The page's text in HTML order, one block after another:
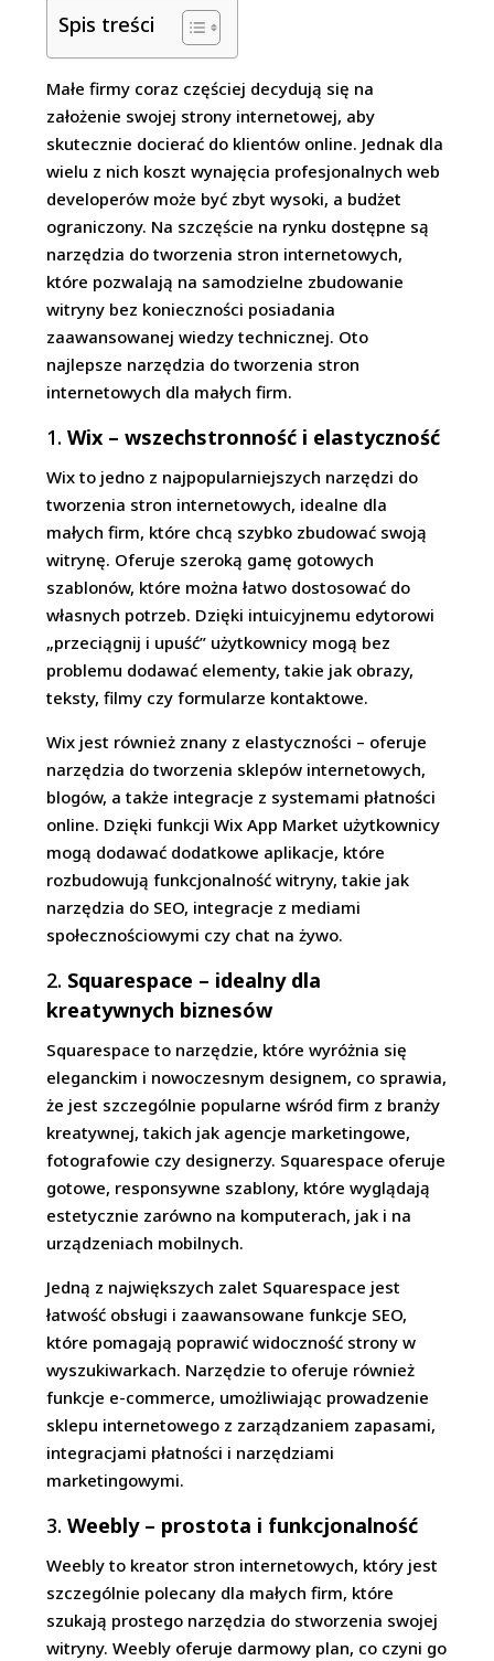
Spis treści
Małe firmy coraz częściej decydują się na
założenie swojej strony internetowej, aby
skutecznie docierać do klientów online. Jednak dla
wielu z nich koszt wynajęcia profesjonalnych web
developerów może być zbyt wysoki, a budżet
ograniczony. Na szczęście na rynku dostępne są
narzędzia do tworzenia stron internetowych,
które pozwalają na samodzielne zbudowanie
witryny bez konieczności posiadania
zaawansowanej wiedzy technicznej. Oto
najlepsze narzędzia do tworzenia stron
internetowych dla małych firm.
1.Wix – wszechstronność i elastyczność
Wix to jedno z najpopularniejszych narzędzi do
tworzenia stron internetowych, idealne dla
małych firm, które chcą szybko zbudować swoją
witrynę. Oferuje szeroką gamę gotowych
szablonów, które można łatwo dostosować do
własnych potrzeb. Dzięki intuicyjnemu edytorowi
„przeciągnij i upuść” użytkownicy mogą bez
problemu dodawać elementy, takie jak obrazy,
teksty, filmy czy formularze kontaktowe.
Wix jest również znany z elastyczności – oferuje
narzędzia do tworzenia sklepów internetowych,
blogów, a także integracje z systemami płatności
online. Dzięki funkcji Wix App Market użytkownicy
mogą dodawać dodatkowe aplikacje, które
rozbudowują funkcjonalność witryny, takie jak
narzędzia do SEO, integracje z mediami
społecznościowymi czy chat na żywo.
2. Squarespace – idealny dla
kreatywnych biznesów
Squarespace to narzędzie, które wyróżnia się
eleganckim i nowoczesnym designem, co sprawia,
że jest szczególnie popularne wśród firm z branży
kreatywnej, takich jak agencje marketingowe,
fotografowie czy designerzy. Squarespace oferuje
gotowe, responsywne szablony, które wyglądają
estetycznie zarówno na komputerach, jak i na
urządzeniach mobilnych.
Jedną z największych zalet Squarespace jest
łatwość obsługi i zaawansowane funkcje SEO,
które pomagają poprawić widoczność strony w
wyszukiwarkach. Narzędzie to oferuje również
funkcje e-commerce, umożliwiając prowadzenie
sklepu internetowego z zarządzaniem zapasami,
integracjami płatności i narzędziami
marketingowymi.
3.Weebly – prostota i funkcjonalność
Weebly to kreator stron internetowych, który jest
szczególnie polecany dla małych firm, które
szukają prostego narzędzia do stworzenia swojej
witryny. Weebly oferuje darmowy plan, co czyni go